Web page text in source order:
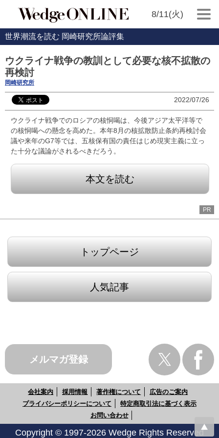
8/11(火)
世界潮流を読む 岡崎研究所論評集
ウクライナ戦争の教訓として必要な核不拡散の
再検討
岡崎研究所
2022/07/26
ウクライナ戦争でのロシアの核恫喝は、今後アジア太平洋等で
の核恫喝への懸念を高めた。本年8月の核拡散防止条約再検討会
議や来年のG7等では、五核保有国の責任はじめ現実主義に立っ
た十分な議論がされるべきだろう。
本文を読む
PR
トップページ
人気記事
メルマガ登録
会社案内 採用情報 著作権について
広告のご案内
プライバシーポリシーについて
特定商取引法に基づく表示
お問い合わせ
Copyright © 1997-2026 Wedge Rights Reserved